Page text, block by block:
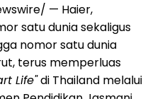
— Haier,
satu dunia sekaligus
nomor satu dunia
terus memperluas
Life"di Thailand melalui